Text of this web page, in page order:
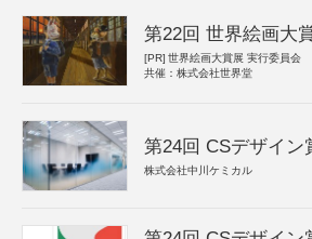
第22回 世界絵画大
[PR] 世界絵画大賞展 実行委員会
共催：株式会社世界堂
第24回 CSデザイン
株式会社中川ケミカル